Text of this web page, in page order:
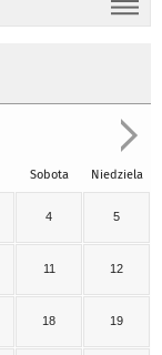
Sobota Niedziela
4 5
11 12
18 19